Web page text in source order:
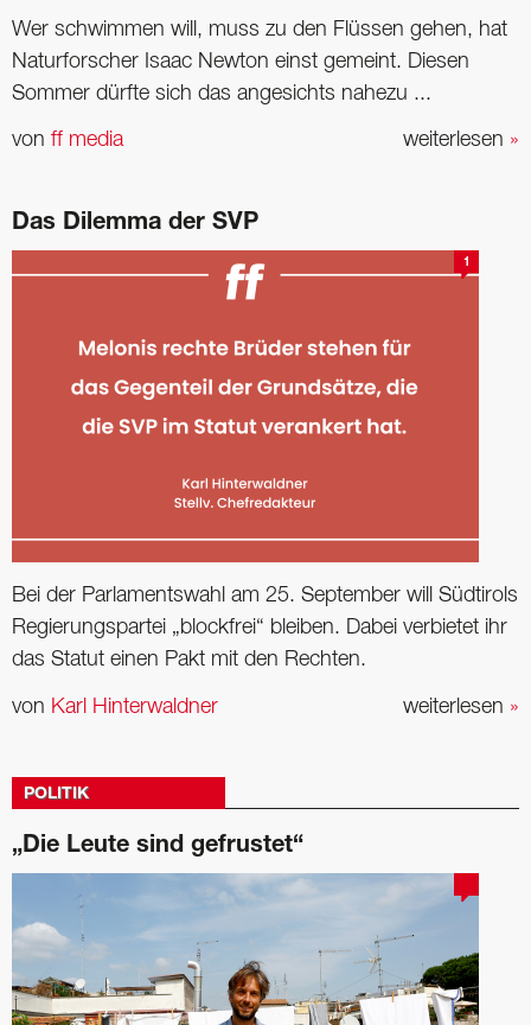
Wer schwimmen will, muss zu den Flüssen gehen, hat
Naturforscher Isaac Newton einst gemeint. Diesen
Sommer dürfte sich das angesichts nahezu ...
weiterlesen »
von ff media
Das Dilemma der SVP
1
Bei der Parlamentswahl am 25. September will Südtirols
Regierungspartei „blockfrei“ bleiben. Dabei verbietet ihr
das Statut einen Pakt mit den Rechten.
weiterlesen »
von Karl Hinterwaldner
POLITIK
„Die Leute sind gefrustet“